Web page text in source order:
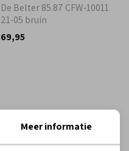
De Belter 85.87 CFW-10011
21-05 bruin
69,95
Meer informatie